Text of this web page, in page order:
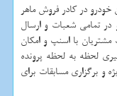
مدیران خودرو در کادر فروش ماهر
در تمامی شعبات و ارسال
با اسنپ و امکان
لحظه به لحظه پرونده
و برگزاری مسابقات برای